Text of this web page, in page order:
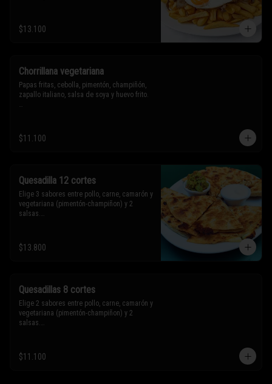
$13.100
Chorrillana vegetariana
Papas fritas, cebolla, pimentón, champiñón,
zapallo italiano, salsa de soya y huevo frito.
Sólo puedes solicitar eliminar un
ingrediente.
$11.100
Quesadilla 12 cortes
Elige 3 sabores entre pollo, carne, camarón y
vegetariana (pimentón-champiñon) y 2
salsas.
* Los ingredientes no son intercambiables.
Sólo puedes solicitar eliminar un
$13.800
Quesadillas 8 cortes
Elige 2 sabores entre pollo, carne, camarón y
vegetariana (pimentón-champiñon) y 2
salsas.
* Los ingredientes no son intercambiables.
Sólo puedes solicitar eliminar un
$11.100